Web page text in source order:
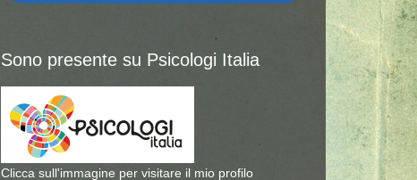
Sono presente su Psicologi Italia
Clicca sull'immagine per visitare il mio profilo